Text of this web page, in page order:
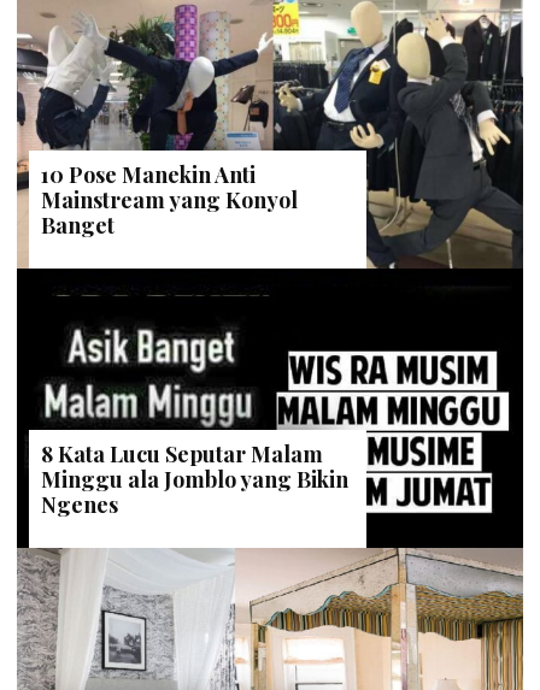
10 Pose Manekin Anti
Mainstream yang Konyol
Banget
8 Kata Lucu Seputar Malam
Minggu ala Jomblo yang Bikin
Ngenes